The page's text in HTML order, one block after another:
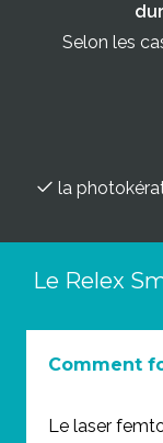
Selon les
la
Le Relex
Comment
Le laser